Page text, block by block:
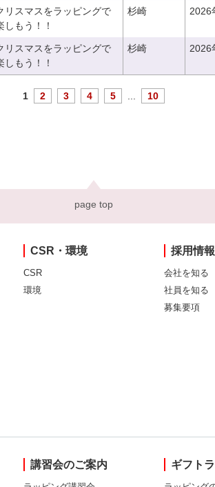
リスマスをラッピングで
しもう！！
杉崎 2026
リスマスをラッピングで
しもう！！
杉崎 2026
1 2 3 4 5 10
page top
CSR・環境
CSR
環境
採用情報
会社を知る
社員を知る
募集要項
講習会のご案内 ギフト